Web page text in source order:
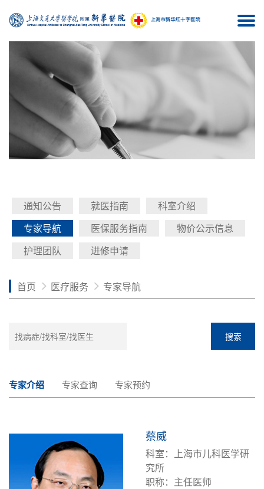
通知公告 就医指南
科室介绍
专家导航
医保服务指南
物价公示信息
护理团队
进修申请
首页 医疗服务 专家导航
搜索
专家介绍 专家查询 专家预约
蔡威
科室：上海市儿科医学研
究所
职称：主任医师